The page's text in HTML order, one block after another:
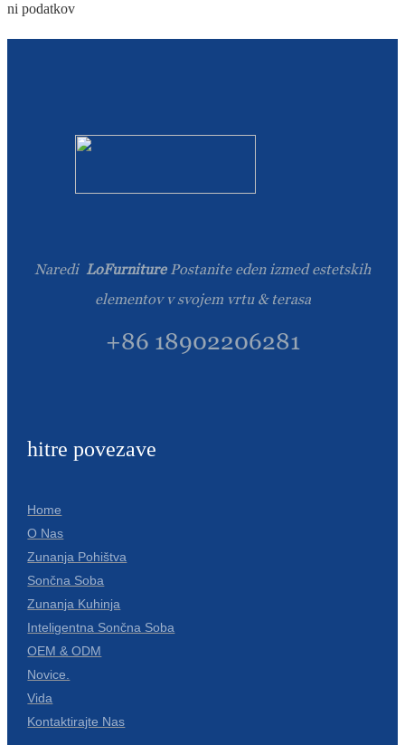
ni podatkov
Naredi LoFurniture Postanite eden izmed estetskih
elementov v svojem vrtu & terasa
+86 18902206281
hitre povezave
Home
O Nas
Zunanja Pohištva
Sončna Soba
Zunanja Kuhinja
Inteligentna Sončna Soba
OEM & ODM
Novice.
Vida
Kontaktirajte Nas